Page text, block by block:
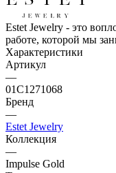
Estet Jewelry - это
работе, которой мы
Характеристики
Артикул
—
01С1271068
Бренд
—
Estet Jewelry
Коллекция
—
Impulse Gold